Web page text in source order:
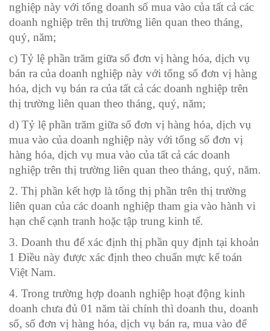
nghiệp này với tổng doanh số mua vào của tất cả các
doanh nghiệp trên thị trường liên quan theo tháng,
quý, năm;
c) Tỷ lệ phần trăm giữa số đơn vị hàng hóa, dịch vụ
bán ra của doanh nghiệp này với tổng số đơn vị hàng
hóa, dịch vụ bán ra của tất cả các doanh nghiệp trên
thị trường liên quan theo tháng, quý, năm;
d) Tỷ lệ phần trăm giữa số đơn vị hàng hóa, dịch vụ
mua vào của doanh nghiệp này với tổng số đơn vị
hàng hóa, dịch vụ mua vào của tất cả các doanh
nghiệp trên thị trường liên quan theo tháng, quý, năm.
2. Thị phần kết hợp là tổng thị phần trên thị trường
liên quan của các doanh nghiệp tham gia vào hành vi
hạn chế cạnh tranh hoặc tập trung kinh tế.
3. Doanh thu để xác định thị phần quy định tại khoản
1 Điều này được xác định theo chuẩn mực kế toán
Việt Nam.
4. Trong trường hợp doanh nghiệp hoạt động kinh
doanh chưa đủ 01 năm tài chính thì doanh thu, doanh
số, số đơn vị hàng hóa, dịch vụ bán ra, mua vào để